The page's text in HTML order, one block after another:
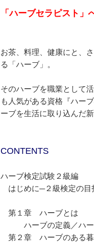
「ハーブセラピスト」
お茶、料理、健康にと、
る「ハーブ」。
そのハーブを職業として
も人気がある資格『ハー
ーブを生活に取り込んだ
CONTENTS
ハーブ検定試験２級編
はじめに─２級検定の目
第１章 ハーブとは
ハーブの定義／ハー
第２章 ハーブのある暮